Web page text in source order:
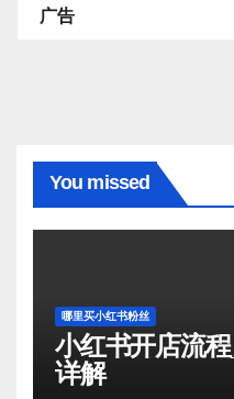
广告
You missed
哪里买小红书粉丝
小红书开店流
详解